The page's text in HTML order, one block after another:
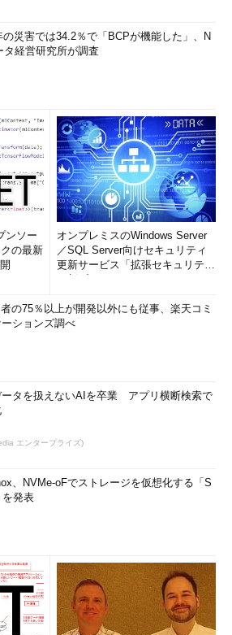
の再構成
先コンピュータまで
に再構成され、デー
コルへ渡される。各
、オリジナルのIPパ
当するかの情報が含
のパケットを再構成
も全フラグメントが
ット全体が破棄され
いる。到着順序も順不同であるし、ひょ
トが欠落したり、場合によっては重複し
。
情報が含まれているため、それを元にし
ことができる。いったん再構成されれ
が取り出され、上位のプロトコルへと渡
別子）
するたびに（送信側で）異なる値がセ
ケットを元とするIPフラグメント・パケ
コピーして持っている。そのため受信し
同じIDを持つIPパケットをすべて集めれ
ットが再構成できる。ただしID番号だけ
るので、IPアドレス情報なども組み合わ
る。
の災害では34.2％で「BCPが機能した」、N
タ経営研究所が調査
ンソー
の最新
オンプレミスのWindows Server
／SQL Server向けセキュリティ
更新サービス「拡張セキュリティ
者の75％以上が開発以外にも従事、楽天コミ
ションズ調べ
ータを扱えないAIを卒業 アプリ横断検索で
エンタープライズ)
、NVMe-oFでストレージを仮想化する「S
を発表